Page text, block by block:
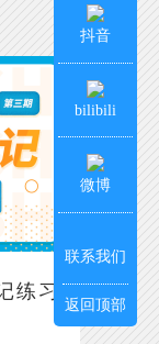
练习
抖音
bilibili
微博
联系我们
返回顶部